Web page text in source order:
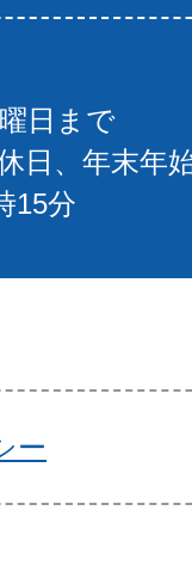
日まで
日、年末年
15分
ー